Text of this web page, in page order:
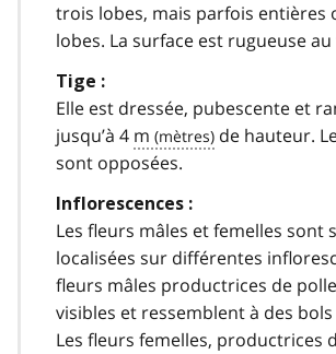
trois lobes, mais parfois entières
lobes. La surface est rugueuse
Tige :
Elle est dressée, pubescente et
jusqu’à 4 m
de hauteur.
sont opposées.
Inflorescences :
Les fleurs mâles et femelles sont
localisées sur différentes
fleurs mâles productrices de
visibles et ressemblent à des
Les fleurs femelles, productrices